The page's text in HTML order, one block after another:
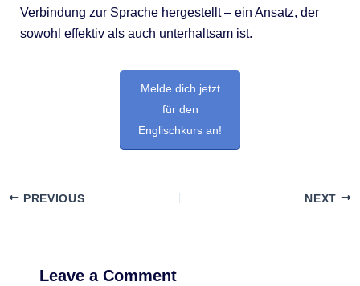
Verbindung zur Sprache hergestellt – ein Ansatz, der
sowohl effektiv als auch unterhaltsam ist.
Melde dich jetzt
für den
Englischkurs an!
PREVIOUS NEXT
Leave a Comment